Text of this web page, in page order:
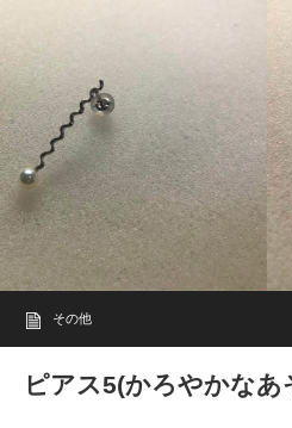
その他
ピアス5(かろやかなあ